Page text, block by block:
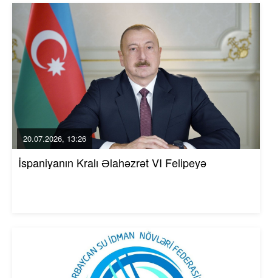
20.07.2026, 13:26
İspaniyanın Kralı Əlahəzrət VI Felipeyə